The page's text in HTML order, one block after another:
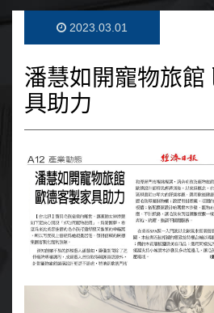
2023.03.01
潘慧如開寵物旅館
具助力